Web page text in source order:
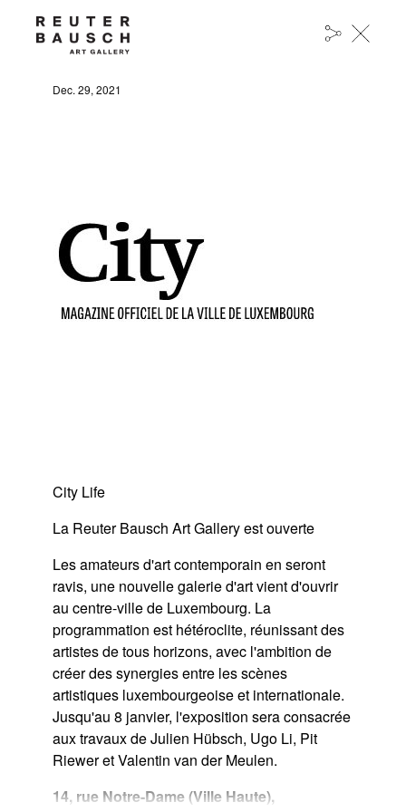
LA REUTER BAUSCH ART GALLERY EST
Dec. 29, 2021
City Life
La Reuter Bausch Art Gallery est ouverte
Les amateurs d'art contemporain en seront
ravis, une nouvelle galerie d'art vient d'ouvrir
au centre-ville de Luxembourg. La
programmation est hétéroclite, réunissant des
artistes de tous horizons, avec l'ambition de
créer des synergies entre les scènes
artistiques luxembourgeoise et internationale.
Jusqu'au 8 janvier, l'exposition sera consacrée
aux travaux de Julien Hübsch, Ugo Li, Pit
Riewer et Valentin van der Meulen.
14, rue Notre-Dame (Ville Haute),